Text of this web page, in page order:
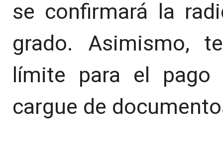
se confirmará la
grado. Asimismo,
límite para el pago
cargue de